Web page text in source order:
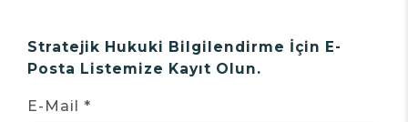
Stratejik Hukuki Bilgilendirme İçin E-
Posta Listemize Kayıt Olun.
E-Mail *